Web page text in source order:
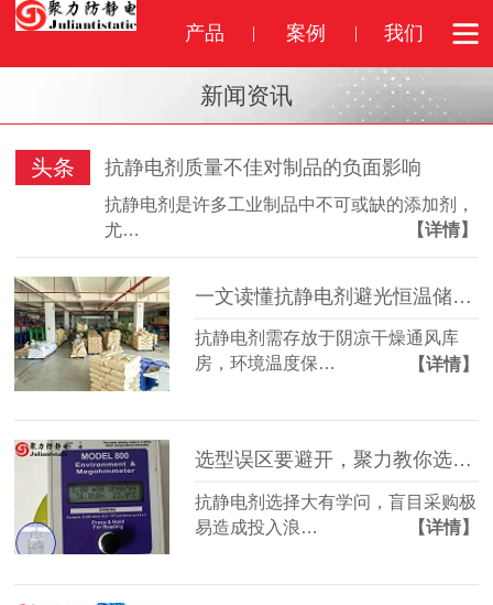
产品 案例 我们
新闻资讯
头条 抗静电剂质量不佳对制品的负面影响
抗静电剂是许多工业制品中不可或缺的添加剂，
尤…
【详情】
一文读懂抗静电剂避光恒温储存标准
抗静电剂需存放于阴凉干燥通风库
房，环境温度保…
【详情】
选型误区要避开，聚力教你选对抗静电剂
抗静电剂选择大有学问，盲目采购极
易造成投入浪…
【详情】